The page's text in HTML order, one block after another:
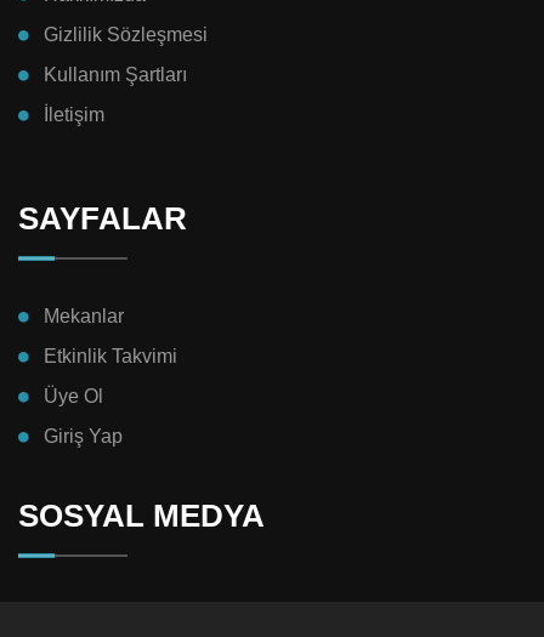
Gizlilik Sözleşmesi
Kullanım Şartları
İletişim
SAYFALAR
Mekanlar
Etkinlik Takvimi
Üye Ol
Giriş Yap
SOSYAL MEDYA